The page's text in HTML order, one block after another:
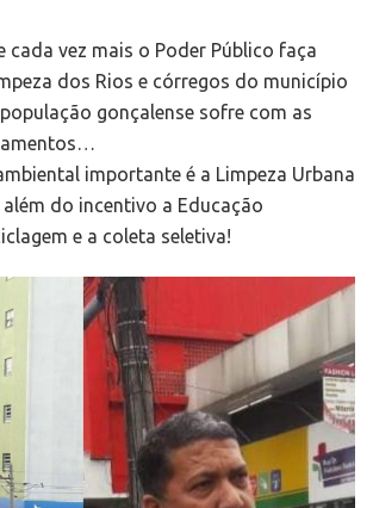
cada vez mais o Poder Público faça
dos Rios e córregos do município
gonçalense sofre com as
importante é a Limpeza Urbana
do incentivo a Educação
e a coleta seletiva!